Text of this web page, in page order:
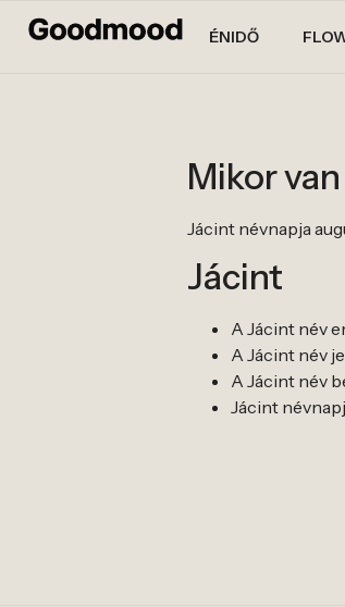
ÉNIDŐ
Mikor
Jácint névnapja
Jácint
A Jácint név
A Jácint név
A Jácint név
Jácint